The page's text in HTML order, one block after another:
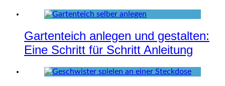
Gartenteich anlegen und gestalten:
Eine Schritt für Schritt Anleitung